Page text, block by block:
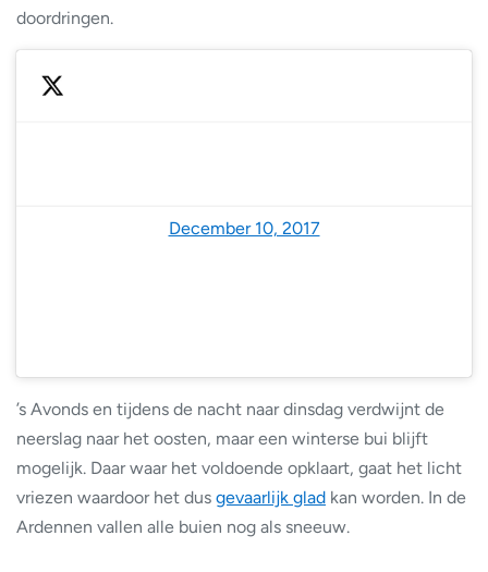
doordringen.
December 10, 2017
’s Avonds en tijdens de nacht naar dinsdag verdwijnt de
neerslag naar het oosten, maar een winterse bui blijft
mogelijk. Daar waar het voldoende opklaart, gaat het licht
vriezen waardoor het dus gevaarlijk glad kan worden. In de
Ardennen vallen alle buien nog als sneeuw.